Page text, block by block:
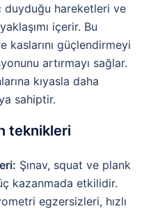
hareketleri ve
içerir. Bu
kaslarını güçlendirmeyi
artırmayı sağlar.
kıyasla daha
sahiptir.
teknikleri
Şınav, squat ve plank
kazanmada etkilidir.
egzersizleri, hızlı